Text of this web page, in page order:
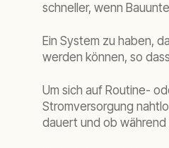
schneller, wenn
Ein System zu haben,
werden können, so
Um sich auf Routine-
Stromversorgung
dauert und ob